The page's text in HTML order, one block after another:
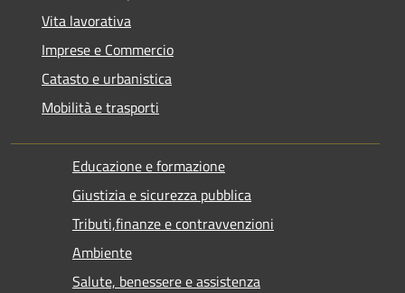
Vita lavorativa
Imprese e Commercio
Catasto e urbanistica
Mobilità e trasporti
Educazione e formazione
Giustizia e sicurezza pubblica
Tributi,finanze e contravvenzioni
Ambiente
Salute, benessere e assistenza